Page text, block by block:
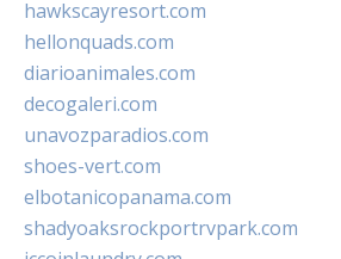
hawkscayresort.com
hellonquads.com
diarioanimales.com
decogaleri.com
unavozparadios.com
shoes-vert.com
elbotanicopanama.com
shadyoaksrockportrvpark.com